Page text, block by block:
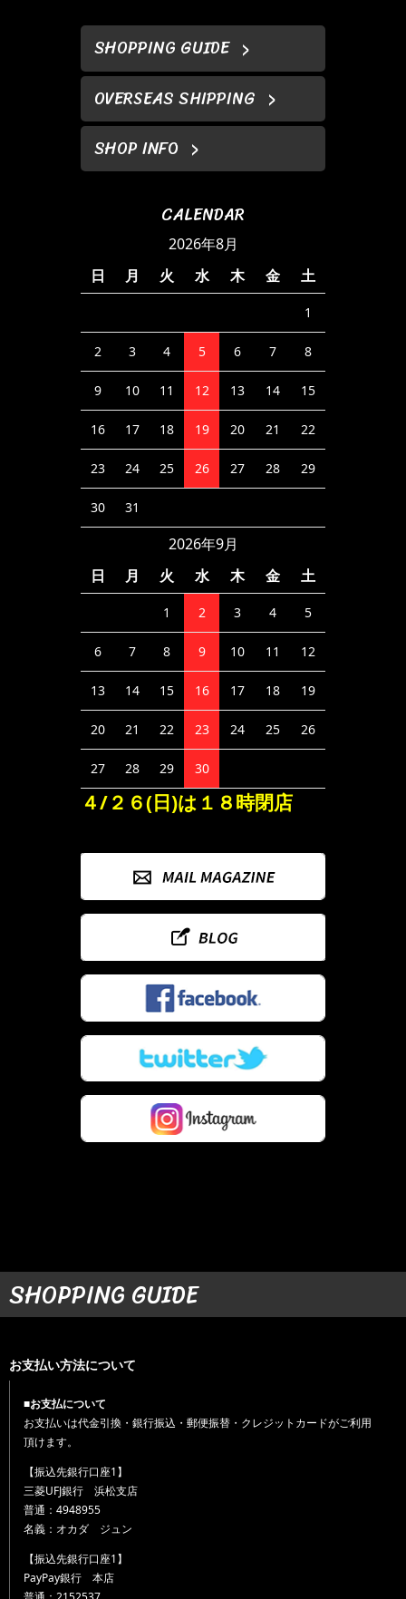
SHOPPING GUIDE
OVERSEAS SHIPPING
SHOP INFO
CALENDAR
2026年8月
日
月 火 水 木 金 土
1
2 3 4 5 6 7 8
9 10 11 12 13 14 15
16 17 18 19 20 21 22
23 24 25 26 27 28 29
30 31
2026年9月
日
月 火 水 木 金 土
1 2 3 4 5
6 7 8 9 10 11 12
13 14 15 16 17 18 19
20 21 22 23 24 25 26
27 28 29 30
４/２６(日)は１８時閉店
SHOPPING GUIDE
お支払い方法について
■お支払について
お支払いは代金引換・銀行振込・郵便振替・クレジットカードがご利用
頂けます。
【振込先銀行口座1】
三菱UFJ銀行 浜松支店
普通：4948955
名義：オカダ ジュン
【振込先銀行口座1】
PayPay銀行 本店